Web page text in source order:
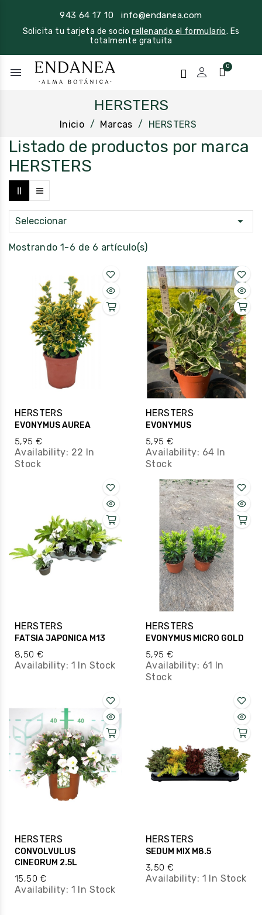
943 64 17 10 info@endanea.com
Solicita tu tarjeta de sociorellenando el formulario. Es
totalmente gratuita
menu
HERSTERS
Inicio Marcas HERSTERS
Listado de productos por marca
HERSTERS
Seleccionar 
Mostrando 1-6 de 6 artículo(s)
HERSTERS
EVONYMUS AUREA
5,95 €
Availability: 22 In
Stock
HERSTERS
EVONYMUS
5,95 €
Availability: 64 In
Stock
HERSTERS
FATSIA JAPONICA M13
8,50 €
Availability: 1 In Stock
HERSTERS
EVONYMUS MICRO GOLD
5,95 €
Availability: 61 In
Stock
HERSTERS
CONVOLVULUS
CINEORUM 2.5L
15,50 €
Availability: 1 In Stock
HERSTERS
SEDUM MIX M8.5
3,50 €
Availability: 1 In Stock